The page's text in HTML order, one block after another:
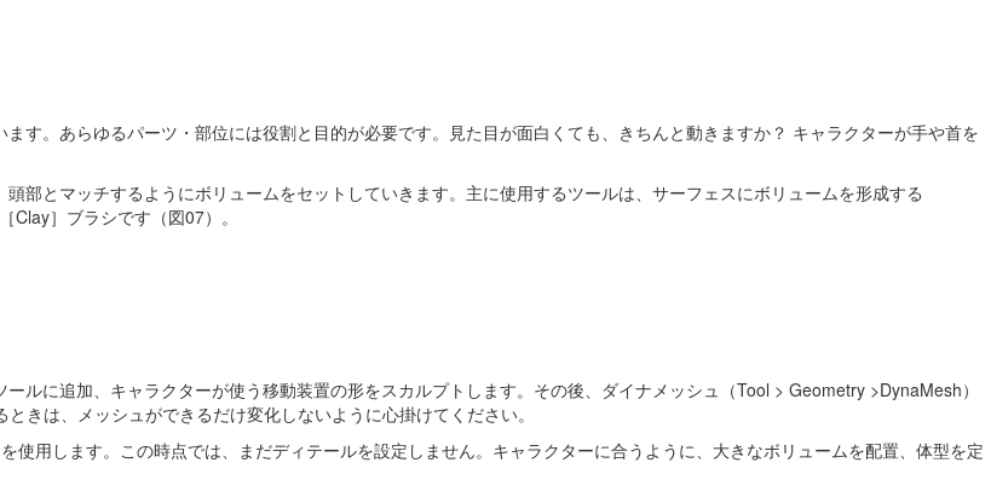
す。あらゆるパーツ・部位には役割と目的が必要です。見た目が面白くても、きちんと動きますか？ キャラクターが手や首を
部とマッチするようにボリュームをセットしていきます。主に使用するツールは、サーフェスにボリュームを形成する
Clay］ブラシです（図07）。
ルに追加、キャラクターが使う移動装置の形をスカルプトします。その後、ダイナメッシュ（Tool > Geometry >DynaMesh）
きは、メッシュができるだけ変化しないように心掛けてください。
用します。この時点では、まだディテールを設定しません。キャラクターに合うように、大きなボリュームを配置、体型を定